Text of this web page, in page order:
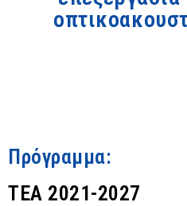
Πρόγραμμα:
ΤΕΑ 2021-2027